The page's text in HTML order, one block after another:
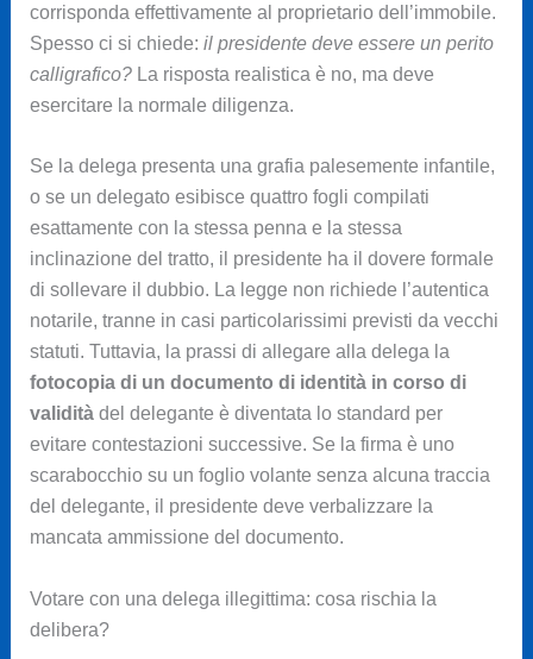
corrisponda effettivamente al proprietario dell’immobile.
Spesso ci si chiede: il presidente deve essere un perito
calligrafico?La risposta realistica è no, ma deve
esercitare la normale diligenza.
Se la delega presenta una grafia palesemente infantile,
o se un delegato esibisce quattro fogli compilati
esattamente con la stessa penna e la stessa
inclinazione del tratto, il presidente ha il dovere formale
di sollevare il dubbio. La legge non richiede l’autentica
notarile, tranne in casi particolarissimi previsti da vecchi
statuti. Tuttavia, la prassi di allegare alla delega la
fotocopia di un documento di identità in corso di
validitàdel delegante è diventata lo standard per
evitare contestazioni successive. Se la firma è uno
scarabocchio su un foglio volante senza alcuna traccia
del delegante, il presidente deve verbalizzare la
mancata ammissione del documento.
Votare con una delega illegittima: cosa rischia la
delibera?